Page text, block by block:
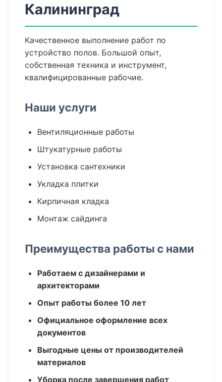
Калининград
Качественное выполнение работ по
устройство полов. Большой опыт,
собственная техника и инструмент,
квалифицированные рабочие.
Наши услуги
Вентиляционные работы
Штукатурные работы
Установка сантехники
Укладка плитки
Кирпичная кладка
Монтаж сайдинга
Преимущества работы с нами
Работаем с дизайнерами и
архитекторами
Опыт работы более 10 лет
Официальное оформление всех
документов
Выгодные цены от производителей
материалов
Уборка после завершения работ